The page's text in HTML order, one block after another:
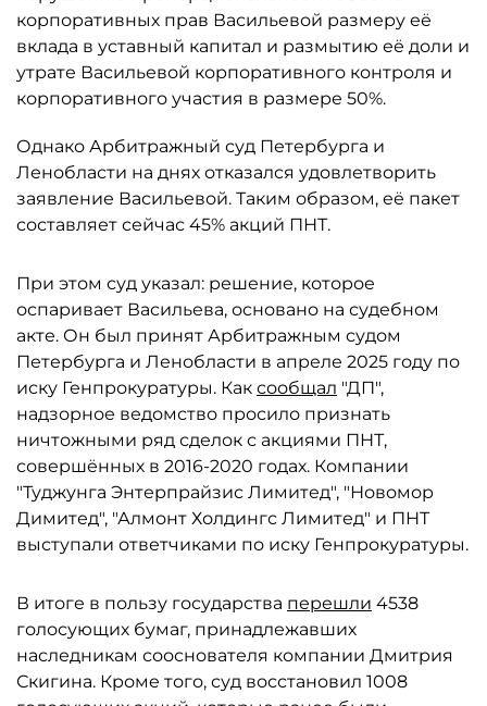
корпоративных прав Васильевой размеру её
вклада в уставный капитал и размытию её доли и
утрате Васильевой корпоративного контроля и
корпоративного участия в размере 50%.
Однако Арбитражный суд Петербурга и
Ленобласти на днях отказался удовлетворить
заявление Васильевой. Таким образом, её пакет
составляет сейчас 45% акций ПНТ.
При этом суд указал: решение, которое
оспаривает Васильева, основано на судебном
акте. Он был принят Арбитражным судом
Петербурга и Ленобласти в апреле 2025 году по
иску Генпрокуратуры. Как сообщал "ДП",
надзорное ведомство просило признать
ничтожными ряд сделок с акциями ПНТ,
совершённых в 2016-2020 годах. Компании
"Туджунга Энтерпрайзис Лимитед", "Новомор
Димитед", "Алмонт Холдингс Лимитед" и ПНТ
выступали ответчиками по иску Генпрокуратуры.
В итоге в пользу государства перешли 4538
голосующих бумаг, принадлежавших
наследникам сооснователя компании Дмитрия
Скигина. Кроме того, суд восстановил 1008